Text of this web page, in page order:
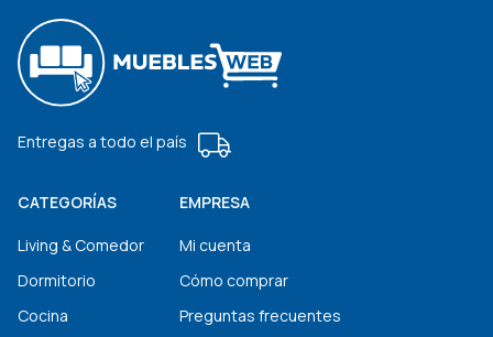
Entregas a todo el país
CATEGORÍAS
Living & Comedor
Dormitorio
Cocina
EMPRESA
Mi cuenta
Cómo comprar
Preguntas frecuentes